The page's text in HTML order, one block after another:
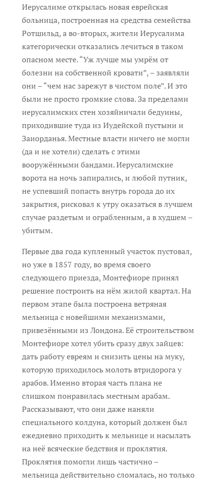
Иерусалиме открылась новая еврейская
больница, построенная на средства семейства
Ротшильд, а во-вторых, жители Иерусалима
категорически отказались лечиться в таком
опасном месте. “Уж лучше мы умрём от
болезни на собственной кровати”, – заявляли
они – “чем нас зарежут в чистом поле”. И это
были не просто громкие слова. За пределами
иерусалимских стен хозяйничали бедуины,
приходившие туда из Иудейской пустыни и
Заиорданья. Местные власти ничего не могли
(да и не хотели) сделать с этими
вооружёнными бандами. Иерусалимские
ворота на ночь запирались, и любой путник,
не успевший попасть внутрь города до их
закрытия, рисковал к утру оказаться в лучшем
случае раздетым и ограбленным, а в худшем –
убитым.
Первые два года купленный участок пустовал,
но уже в 1857 году, во время своего
следующего приезда, Монтефиоре принял
решение построить на нём жилой квартал. На
первом этапе была построена ветряная
мельница с новейшими механизмами,
привезёнными из Лондона. Её строительством
Монтефиоре хотел убить сразу двух зайцев:
дать работу евреям и снизить цены на муку,
которую приходилось молоть втридорога у
арабов. Именно вторая часть плана не
слишком понравилась местным арабам.
Рассказывают, что они даже наняли
специального колдуна, который должен был
ежедневно приходить к мельнице и насылать
на неё всяческие бедствия и проклятия.
Проклятия помогли лишь частично –
мельница действительно сломалась, но только